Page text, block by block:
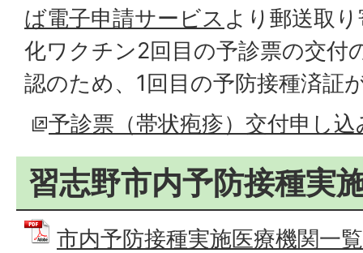
ば電子申請サービス より郵送取
化ワクチン2回目の予診票の交付
認のため、1回目の予防接種済証
予診票（帯状疱疹）交付申し
習志野市内予防接種実
市内予防接種実施医療機関一